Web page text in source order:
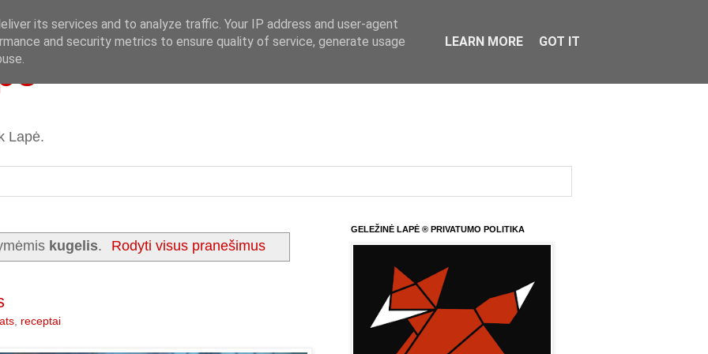
Lapė.
kugelis. Rodyti visus pranešimus
, receptai
GELEŽINĖ LAPĖ ® PRIVATUMO POLITIKA
its services and to analyze traffic. Your IP address and user-agent
and security metrics to ensure quality of service, generate usage
LEARN MORE GOT IT